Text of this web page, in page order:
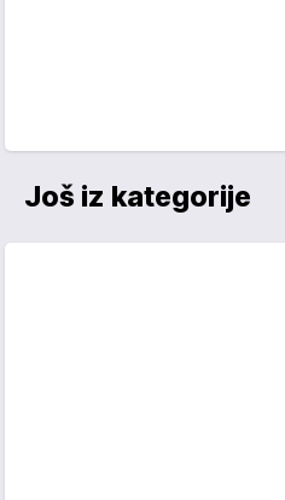
Još iz kategorije